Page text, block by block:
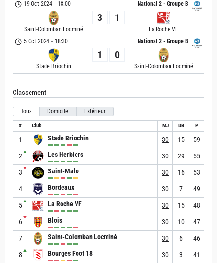
National 2 - Groupe B
19 Oct 2024 - 18:00
Saint-Colomban Locminé
3 1
La Roche VF
National 2 - Groupe B
5 Oct 2024 - 18:30
Stade Briochin
1 0
Saint-Colomban Locminé
Classement
Tous Domicile Extérieur
# Club MJ DB P
1 Stade Briochin 30 15 59
2
▲ Les Herbiers 30 29 55
3
▼ Saint-Malo 30 16 53
4 Bordeaux 30 7 49
5
▲ La Roche VF 30 15 48
6
▼ Blois 30 10 47
7 Saint-Colomban Locminé 30 6 46
8
▲ Bourges Foot 18 30 3 41